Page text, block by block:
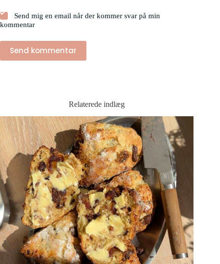
Send mig en email når der kommer svar på min
kommentar
Send kommentar
Relaterede indlæg